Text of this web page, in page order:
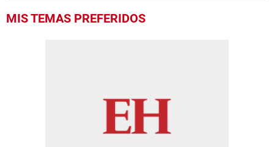
MIS TEMAS PREFERIDOS